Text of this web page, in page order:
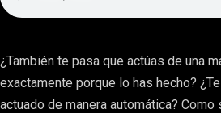
¿También te pasa que actúas de una
exactamente porque lo has hecho?
actuado de manera automática?